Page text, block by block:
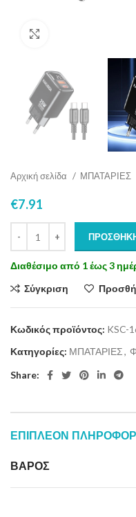
Αρχική σελίδα ΜΠΑΤΑΡΙΕΣ
€7.91
Διαθέσιμο από 1 έως 3
Σύγκριση
Κωδικός προϊόντος: KSC-
Κατηγορίες: ΜΠΑΤΑΡΙΕΣ,
Share:
ΕΠΙΠΛΈΟΝ
ΒΆΡΟΣ